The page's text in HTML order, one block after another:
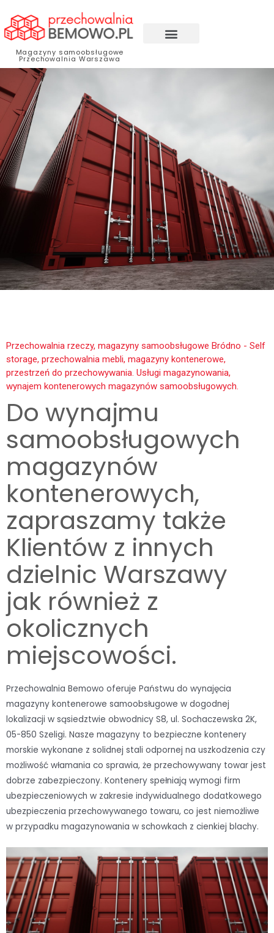
Magazyny samoobsługowe
Przechowalnia Warszawa
Przechowalnia rzeczy, magazyny samoobsługowe Bródno - Self
storage, przechowalnia mebli, magazyny kontenerowe,
przestrzeń do przechowywania. Usługi magazynowania,
wynajem kontenerowych magazynów samoobsługowych.
Do wynajmu
samoobsługowych
magazynów
kontenerowych,
zapraszamy także
Klientów z innych
dzielnic Warszawy
jak również z
okolicznych
miejscowości.
Przechowalnia Bemowo oferuje Państwu do wynajęcia
magazyny kontenerowe samoobsługowe w dogodnej
lokalizacji w sąsiedztwie obwodnicy S8, ul. Sochaczewska 2K,
05-850 Szeligi. Nasze magazyny to bezpieczne kontenery
morskie wykonane z solidnej stali odpornej na uszkodzenia czy
możliwość włamania co sprawia, że przechowywany towar jest
dobrze zabezpieczony. Kontenery spełniają wymogi firm
ubezpieczeniowych w zakresie indywidualnego dodatkowego
ubezpieczenia przechowywanego towaru, co jest niemożliwe
w przypadku magazynowania w schowkach z cienkiej blachy.